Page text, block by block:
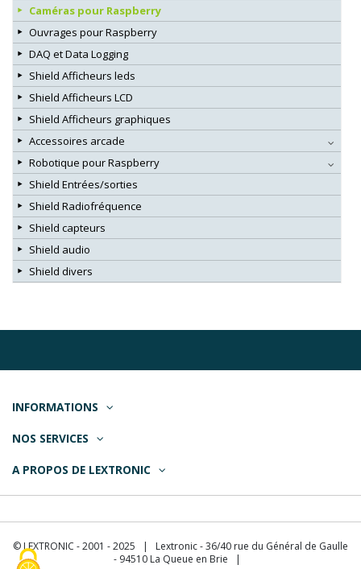
Caméras pour Raspberry
Ouvrages pour Raspberry
DAQ et Data Logging
Shield Afficheurs leds
Shield Afficheurs LCD
Shield Afficheurs graphiques
Accessoires arcade
Robotique pour Raspberry
Shield Entrées/sorties
Shield Radiofréquence
Shield capteurs
Shield audio
Shield divers
INFORMATIONS
NOS SERVICES
A PROPOS DE LEXTRONIC
© LEXTRONIC - 2001 - 2025 | Lextronic - 36/40 rue du Général de Gaulle
- 94510 La Queue en Brie |